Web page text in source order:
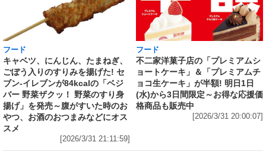
フード
キャベツ、にんじん、たまねぎ、
ごぼう入りのすりみを揚げた! セ
ブン‐イレブンが84kcalの「ベジ
バー 野菜ザクッ！ 野菜のすり身
揚げ」を発売～腹がすいた時のお
やつ、お酒のおつまみなどにオス
スメ
[2026/3/31 21:11:59]
フード
不二家洋菓子店の「プレミアムシ
ョートケーキ」＆「プレミアムチ
ョコ生ケーキ」が半額! 明日1日
(水)から3日間限定～お得な応援価
格商品も販売中
[2026/3/31 20:00:07]